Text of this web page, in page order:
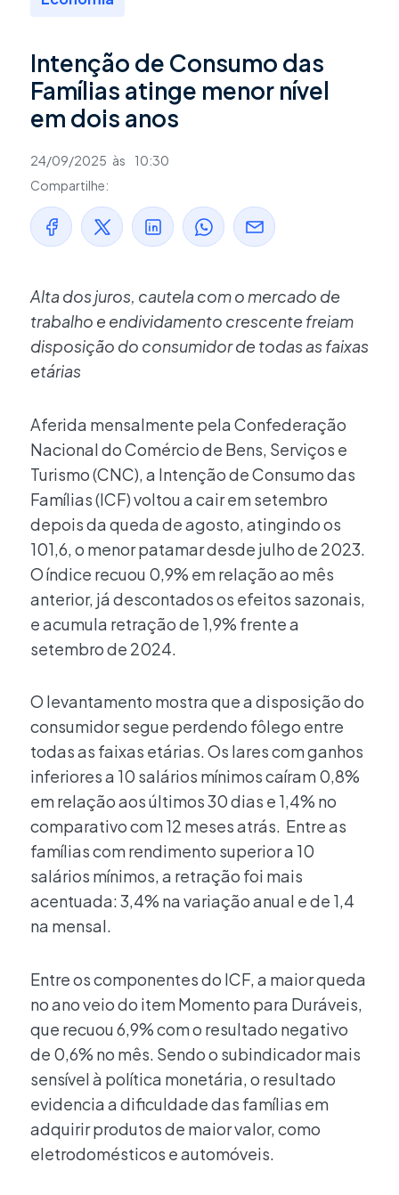
Intenção de Consumo das
Famílias atinge menor nível
em dois anos
24/09/2025 às
10:30
Compartilhe:
Alta dos juros, cautela com o mercado de
trabalho e endividamento crescente freiam
disposição do consumidor de todas as faixas
etárias
Aferida mensalmente pela Confederação
Nacional do Comércio de Bens, Serviços e
Turismo (CNC), a Intenção de Consumo das
Famílias (ICF) voltou a cair em setembro
depois da queda de agosto, atingindo os
101,6, o menor patamar desde julho de 2023.
O índice recuou 0,9% em relação ao mês
anterior, já descontados os efeitos sazonais,
e acumula retração de 1,9% frente a
setembro de 2024.
O levantamento mostra que a disposição do
consumidor segue perdendo fôlego entre
todas as faixas etárias. Os lares com ganhos
inferiores a 10 salários mínimos caíram 0,8%
em relação aos últimos 30 dias e 1,4% no
comparativo com 12 meses atrás. Entre as
famílias com rendimento superior a 10
salários mínimos, a retração foi mais
acentuada: 3,4% na variação anual e de 1,4
na mensal.
Entre os componentes do ICF, a maior queda
no ano veio do item Momento para Duráveis,
que recuou 6,9% com o resultado negativo
de 0,6% no mês. Sendo o subindicador mais
sensível à política monetária, o resultado
evidencia a dificuldade das famílias em
adquirir produtos de maior valor, como
eletrodomésticos e automóveis.